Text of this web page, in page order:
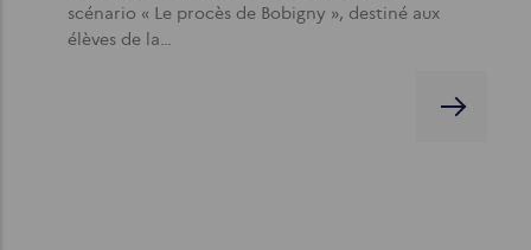
scénario « Le procès de Bobigny », destiné aux
élèves de la…